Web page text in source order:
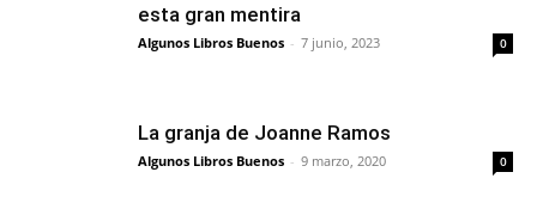
esta gran mentira
Algunos Libros Buenos - 7 junio, 2023 0
La granja de Joanne Ramos
Algunos Libros Buenos - 9 marzo, 2020 0